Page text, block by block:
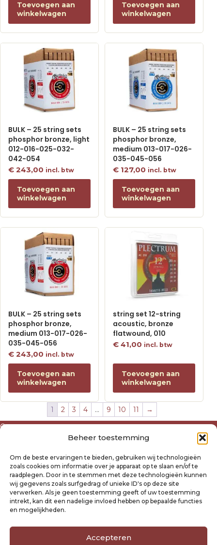
Beheer toestemming
Om de beste ervaringen te bieden, gebruiken wij technologieën
zoals cookies om informatie over je apparaat op te slaan en/of te
raadplegen. Door in te stemmen met deze technologieën kunnen
wij gegevens zoals surfgedrag of unieke ID's op deze site
verwerken. Als je geen toestemming geeft of uw toestemming
intrekt, kan dit een nadelige invloed hebben op bepaalde functies
en mogelijkheden.
Accepteren
Toevoegen aan
winkelwagen
Toevoegen aan
winkelwagen
BULK – 25 string sets
phosphor bronze, light
012-016-025-032-
042-054
€ 243,00 incl. btw
Toevoegen aan
winkelwagen
BULK – 25 string sets
phosphor bronze,
medium 013-017-026-
035-045-056
€ 127,00 incl. btw
Toevoegen aan
winkelwagen
BULK – 25 string sets
phosphor bronze,
medium 013-017-026-
035-045-056
€ 243,00 incl. btw
Toevoegen aan
winkelwagen
string set 12-string
acoustic, bronze
flatwound, 010
€ 41,00 incl. btw
Toevoegen aan
winkelwagen
1 2 3 4 … 9 10 11
→
Over ons
Algemene voorwaarden
Privacyverklaring Raysland
Cookiebeleid
Mijn account
Klantenservice
Verzending- en retourbeleid